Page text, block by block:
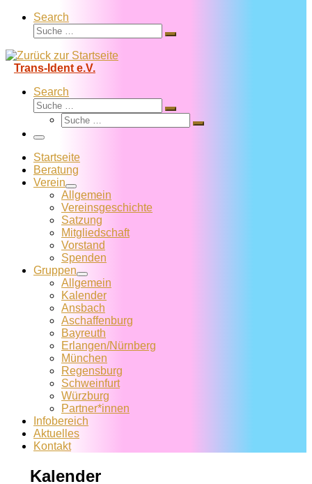
Search
Suche
Suche
Trans-Ident e.V.
Search
Suche
Suche
Suche
Suche
Menü
Startseite
Beratung
Verein
Allgemein
Vereins­geschichte
Satzung
Mitglied­schaft
Vorstand
Spenden
Gruppen
Allgemein
Kalender
Ansbach
Aschaffenburg
Bayreuth
Erlangen/Nürnberg
München
Regensburg
Schweinfurt
Würzburg
Partner*innen
Infobereich
Aktuelles
Kontakt
Kalender